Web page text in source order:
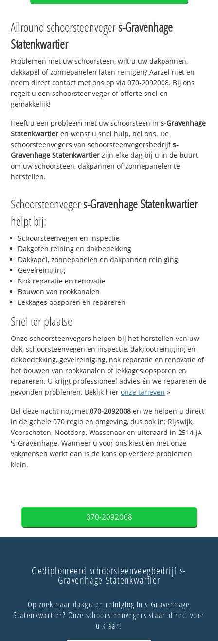
Allround schoorsteenvegers-Gravenhage
Statenkwartier
Problemen met uw schoorsteen, wilt u uw dakpannen,
dakkapel of zonnepanelen laten reinigen? Aarzel niet en
neem direct contact met ons op via 070-2092008. Bij ons
regelt u een schoorsteenveger of offerte snel en
gemakkelijk!
Heeft u een probleem met uw schoorsteen ins-Gravenhage
Statenkwartier en wenst u snel hulp, bel ons. De
schoorsteenvegers van schoorsteenvegersbedrijfs-
Gravenhage Statenkwartier zijn elke dag bij u in de buurt
om uw schoorsteen, dakpannen of zonnepanelen te
herstellen.
Schoorsteenvegers-Gravenhage Statenkwartier
helpt bij:
Schoorsteenvegen en inspectie
Dakgoten reining en dakbedekking
Dakkapel, zonnepanelen en dakpannen reiniging
Gevelreiniging
Nok reparatie en renovatie
Bouwen van rookkanalen
Lekkages opsporen en repareren
Snel ter plaatse
Onze schoorsteenvegers helpen bij het herstellen van uw
dak, schoorsteenvegen en inspectie, dakgootreiniging en
dakbedekking, gevelreiniging, nok reparatie en renovatie of
het bouwen van rookkanalen of lekkages opsporen en
repareren. U krijgt professioneel advies én we repareren de
gevonden problemen. Bekijk hieronze tarieven »
Bel deze nacht nog met070-2092008 en we helpen u direct
in de gehele 070 regio en omgeving, dus ook in: Rijswijk,
Voorschoten, Nootdorp, Wassenaar en uiteraard in 2514 JA
's-Gravenhage. Wanneer u voor ons kiest en met onze
vakmensen werkt dan is de kans op verdere problemen
klein.
070-2092008
Gediplomeerd schoorsteenveegbedrijf s-
Gravenhage Statenkwartier
Op zoek naar dakgoten reiniging in s-Gravenhage
Statenkwartier? Onze schoorsteenvegers staan direct voor
u klaar!